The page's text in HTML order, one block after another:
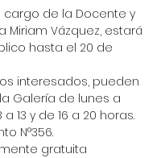
cargo de la Docente y
Miriam Vázquez, estará
hasta el 20 de
interesados, pueden
Galería de lunes a
13 y de 16 a 20 horas.
N°356.
gratuita